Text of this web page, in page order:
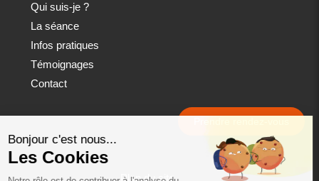
Qui suis-je ?
La séance
Infos pratiques
Témoignages
Contact
Plan du site